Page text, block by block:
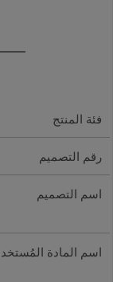
فئة المنتج
رقم التصميم
اسم التصميم
اسم المادة